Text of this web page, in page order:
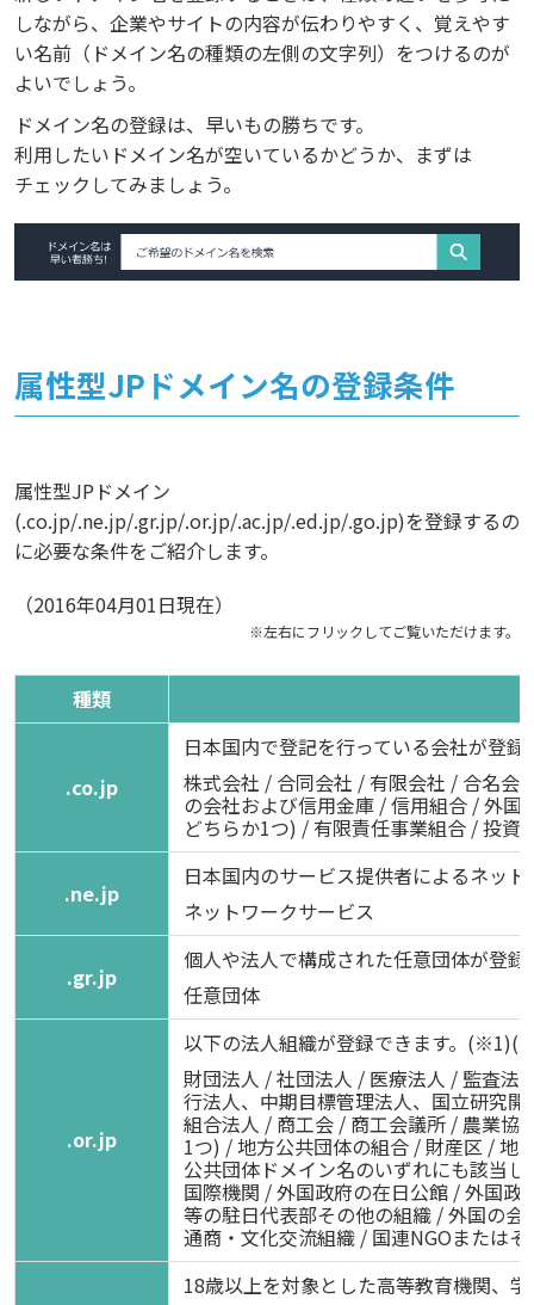
しながら、企業やサイトの内容が伝わりやすく、覚えやす
い名前（ドメイン名の種類の左側の文字列）をつけるのが
よいでしょう。
ドメイン名の登録は、早いもの勝ちです。
利用したいドメイン名が空いているかどうか、まずは
チェックしてみましょう。
属性型JPドメイン名の登録条件
属性型JPドメイン
(.co.jp/.ne.jp/.gr.jp/.or.jp/.ac.jp/.ed.jp/.go.jp)を登録するの
に必要な条件をご紹介します。
（2016年04月01日現在）
種類
.co.jp
日本国内で登記を行っている会社が登
株式会社 / 合同会社 / 有限会社 / 合名会
の会社および信用金庫 / 信用組合 / 外
どちらか1つ) / 有限責任事業組合 / 投資
.ne.jp
日本国内のサービス提供者によるネッ
ネットワークサービス
.gr.jp
個人や法人で構成された任意団体が登
任意団体
.or.jp
以下の法人組織が登録できます。
財団法人 / 社団法人 / 医療法人 / 監査法
行法人、中期目標管理法人、国立研究
組合法人 / 商工会 / 商工会議所 / 農業
1つ) / 地方公共団体の組合 / 財産区 /
公共団体ドメイン名のいずれにも該当
国際機関 / 外国政府の在日公館 / 外国
等の駐日代表部その他の組織 / 外国の
通商・文化交流組織 / 国連NGOまたは
18歳以上を対象とした高等教育機関、